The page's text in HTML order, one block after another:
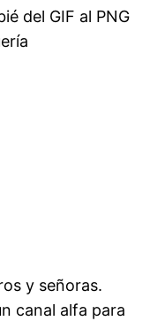
del GIF al PNG
y señoras.
canal alfa para